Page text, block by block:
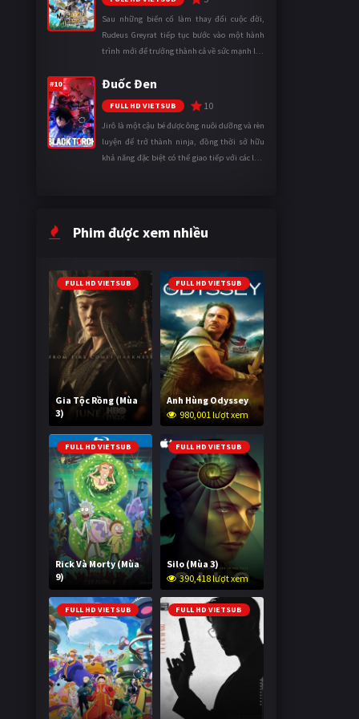
Sau những biến cố làm thay đổi cuộc đời,
Rudeus Greyrat tiếp tục bước vào một hành
trình mới để trưởng thành cả về sức mạnh lẫn
ngày càng khắc nghiệt, anh ...
#10 Đuốc Đen
FULL HD VIETSUB 10
Jirô là một cậu bé được ông nuôi dưỡng và rèn
luyện để trở thành ninja, đồng thời sở hữu
khả năng đặc biệt có thể giao tiếp với các loài
Phim được xem nhiều
FULL HD VIETSUB
Gia Tộc Rồng (Mùa
3)
2,056,283 lượt xem
FULL HD VIETSUB
Anh Hùng Odyssey
980,001 lượt xem
FULL HD VIETSUB
Rick Và Morty (Mùa
9)
3,010,621 lượt xem
FULL HD VIETSUB
Silo (Mùa 3)
390,418 lượt xem
FULL HD VIETSUB FULL HD VIETSUB